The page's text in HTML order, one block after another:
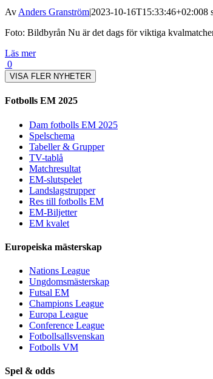
Av Anders Granström|2023-10-16T15:33:46+02:008
Foto: Bildbyrån Nu är det dags för viktiga
Läs mer
0
VISA FLER NYHETER
Fotbolls EM 2025
Dam fotbolls EM 2025
Spelschema
Tabeller & Grupper
TV-tablå
Matchresultat
EM-slutspelet
Landslagstrupper
Res till fotbolls EM
EM-Biljetter
EM kvalet
Europeiska mästerskap
Nations League
Ungdomsmästerskap
Futsal EM
Champions League
Europa League
Conference League
Fotbollsallsvenskan
Fotbolls VM
Spel & odds